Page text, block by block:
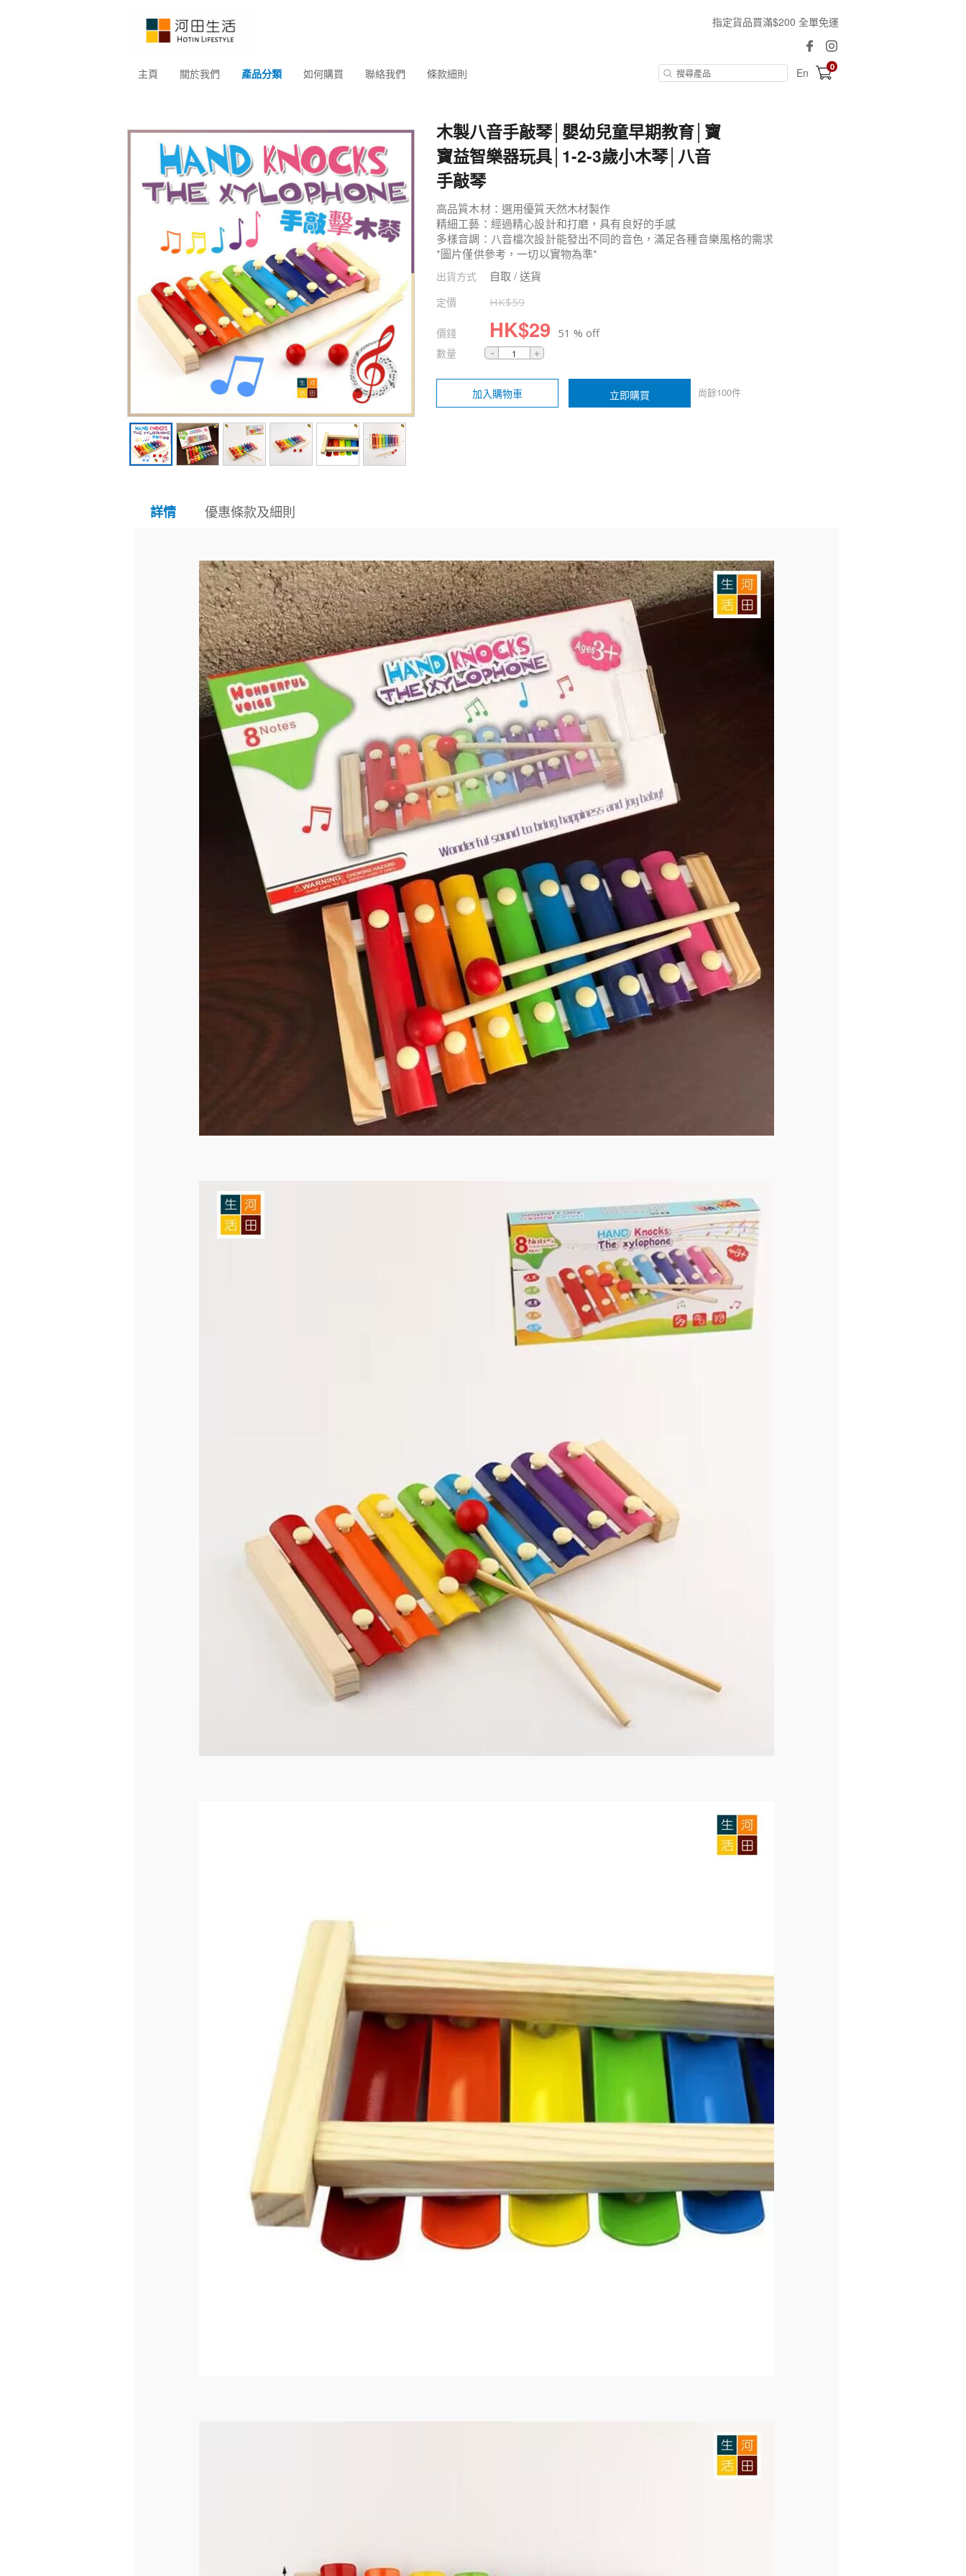
指定貨品買滿$200 全單免運
主頁 關於我們 產品分類 如何購買 聯絡我們 條款細則 En 0
木製八音手敲琴│嬰幼兒童早期教育│寶
寶益智樂器玩具│1-2-3歲小木琴│八音
手敲琴
高品質木材：選用優質天然木材製作
精細工藝：經過精心設計和打磨，具有良好的手感
多樣音調：八音檔次設計能發出不同的音色，滿足各種音樂風格的需求
*圖片僅供參考，一切以實物為準*
出貨方式 自取 / 送貨
定價 HK$59
價錢 HK$29 51 % off
數量
加入購物車 立即購買 尚餘100件
詳情 優惠條款及細則